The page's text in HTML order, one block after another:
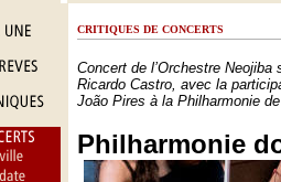
CRITIQUES DE CONCERTS
Concert de l’Orchestre Neojiba
Ricardo Castro, avec la
João Pires à la Philharmonie
Philharmonie